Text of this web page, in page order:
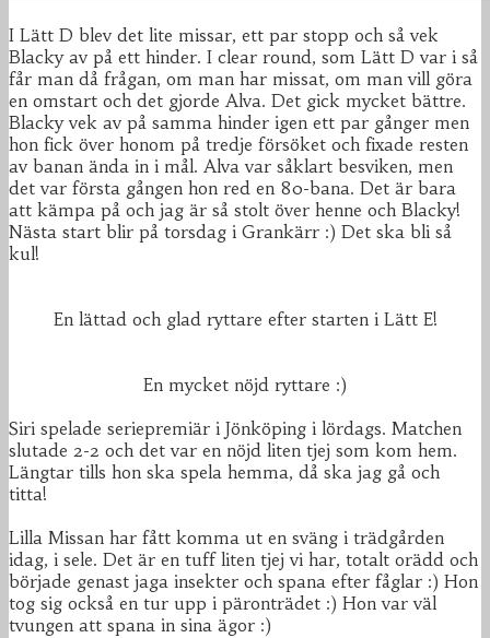
I Lätt D blev det lite missar, ett par stopp och så vek
Blacky av på ett hinder. I clear round, som Lätt D var i så
får man då frågan, om man har missat, om man vill göra
en omstart och det gjorde Alva. Det gick mycket bättre.
Blacky vek av på samma hinder igen ett par gånger men
hon fick över honom på tredje försöket och fixade resten
av banan ända in i mål. Alva var såklart besviken, men
det var första gången hon red en 80-bana. Det är bara
att kämpa på och jag är så stolt över henne och Blacky!
Nästa start blir på torsdag i Grankärr :) Det ska bli så
kul!
En lättad och glad ryttare efter starten i Lätt E!
En mycket nöjd ryttare :)
Siri spelade seriepremiär i Jönköping i lördags. Matchen
slutade 2-2 och det var en nöjd liten tjej som kom hem.
Längtar tills hon ska spela hemma, då ska jag gå och
titta!
Lilla Missan har fått komma ut en sväng i trädgården
idag, i sele. Det är en tuff liten tjej vi har, totalt orädd och
började genast jaga insekter och spana efter fåglar :) Hon
tog sig också en tur upp i päronträdet :) Hon var väl
tvungen att spana in sina ägor :)